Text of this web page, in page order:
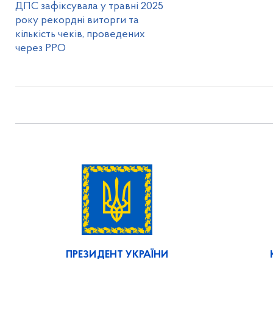
ДПС зафіксувала у травні 2025
року рекордні виторги та
кількість чеків, проведених
через РРО
ПРЕЗИДЕНТ УКРАЇНИ